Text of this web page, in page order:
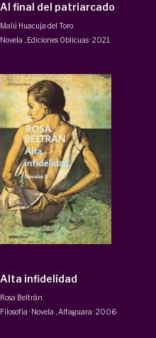
Al final del patriarcado
Malú Huacuja del Toro
Novela
Ediciones Oblicuas·2021
Alta infidelidad
Rosa Beltrán
Filosofía · Novela
Alfaguara ·2006